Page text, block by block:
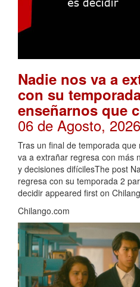
Nadie nos va a
con su
enseñarnos que
06 de Agosto,
Tras un final de temporada
va a extrañar regresa con más
y decisiones difícilesThe post
regresa con su temporada 2
decidir appeared first on
Chilango.com